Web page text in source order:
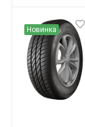
Новинка